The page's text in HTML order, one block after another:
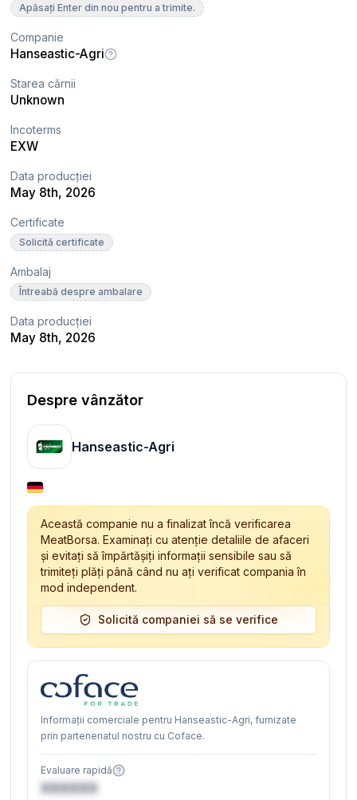
Apăsați Enter din nou pentru a trimite.
Companie
Hanseastic-Agri
Starea cărnii
Unknown
Incoterms
EXW
Data producției
May 8th, 2026
Certificate
Solicită certificate
Ambalaj
Întreabă despre ambalare
Data producției
May 8th, 2026
Despre vânzător
Hanseastic-Agri
Această companie nu a finalizat încă verificarea
MeatBorsa. Examinați cu atenție detaliile de afaceri
și evitați să împărtășiți informații sensibile sau să
trimiteți plăți până când nu ați verificat compania în
mod independent.
Solicită companiei să se verifice
Informații comerciale pentru Hanseastic-Agri, furnizate
prin parteneriatul nostru cu Coface.
Evaluare rapidă
XXXXXX